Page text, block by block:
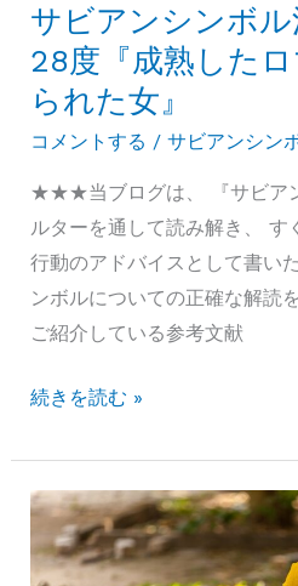
る
孔
雀』
ン
シ
ン
ボ
ル
活
用
法・
牡
牛
29
ー
ブ
ル
サビアンシンボ
28度『成熟した
られた女』
コメントする / サビアンシン
★★★当ブログは、 『サビア
ルターを通して読み解き、 す
行動のアドバイスとして書い
ンボルについての正確な解読
ご紹介している参考文献
サ
ア
ン
ン
続きを読む »